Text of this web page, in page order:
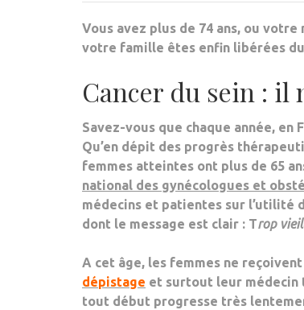
Vous avez plus de 74 ans, ou
votre famille êtes enfin libérées du
Cancer du sein : il
Savez-vous que chaque année, en
Qu’en dépit des progrès
femmes atteintes ont plus de 65
national des gynécologues et
médecins et patientes sur l’utilité
dont le message est clair : Trop
A cet âge, les femmes ne reçoivent
dépistage et surtout leur médecin
tout début progresse très